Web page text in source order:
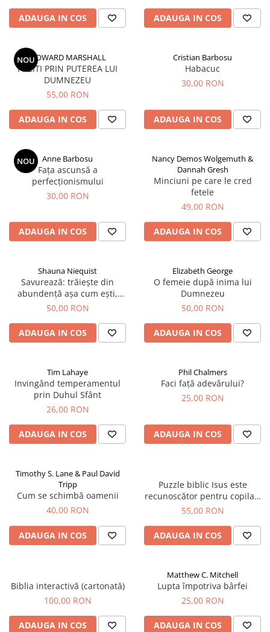
Femei
Păstorirea Bisericii
Conducerea și Păstorirea Bisericii
Consiliere
Grupuri Mici
Închinare prin Muzică
Apologetică
Devoționale/Meditații Biblice
Finanțe
Romane, Nuvele și Povestiri
Reviste
Poezii
ADAUGA IN COS ADAUGA IN COS
NOUHOWARD MARSHALL
PAZITI PRIN PUTEREA LUI
DUMNEZEU
55,00 RON
ADAUGA IN COS
Cristian Barbosu
Habacuc
30,00 RON
ADAUGA IN COS
NOU Anne Barbosu
Fața ascunsă a
perfecționismului
30,00 RON
ADAUGA IN COS
Nancy Demos Wolgemuth &
Dannah Gresh
Minciuni pe care le cred
fetele
49,00 RON
ADAUGA IN COS
Shauna Niequist
Savurează: trăiește din
abundență așa cum ești,
acolo unde ești
50,00 RON
ADAUGA IN COS
Elizabeth George
O femeie după inima lui
Dumnezeu
50,00 RON
ADAUGA IN COS
Tim Lahaye
Invingând temperamentul
prin Duhul Sfânt
26,00 RON
ADAUGA IN COS
Phil Chalmers
Faci față adevărului?
25,00 RON
ADAUGA IN COS
Timothy S. Lane & Paul David
Tripp
Cum se schimbă oamenii
40,00 RON
ADAUGA IN COS
Puzzle biblic Isus este
recunoscător pentru copilași
(500 Piese)
55,00 RON
ADAUGA IN COS
Biblia interactivă (cartonată)
100,00 RON
ADAUGA IN COS
Matthew C. Mitchell
Lupta împotriva bârfei
25,00 RON
ADAUGA IN COS